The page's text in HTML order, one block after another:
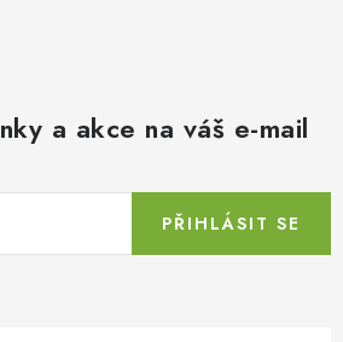
a akce na váš e-mail
PŘIHLÁSIT SE